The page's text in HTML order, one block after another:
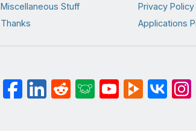
Miscellaneous Stuff
Thanks
Privacy Policy
Applications